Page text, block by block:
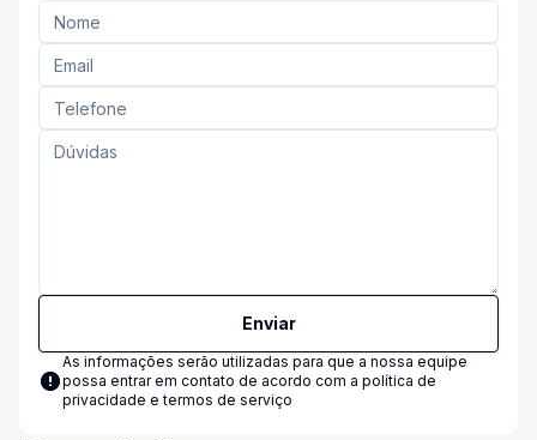
Enviar
As informações serão utilizadas para que a nossa equipe
possa entrar em contato de acordo com a política de
privacidade e termos de serviço